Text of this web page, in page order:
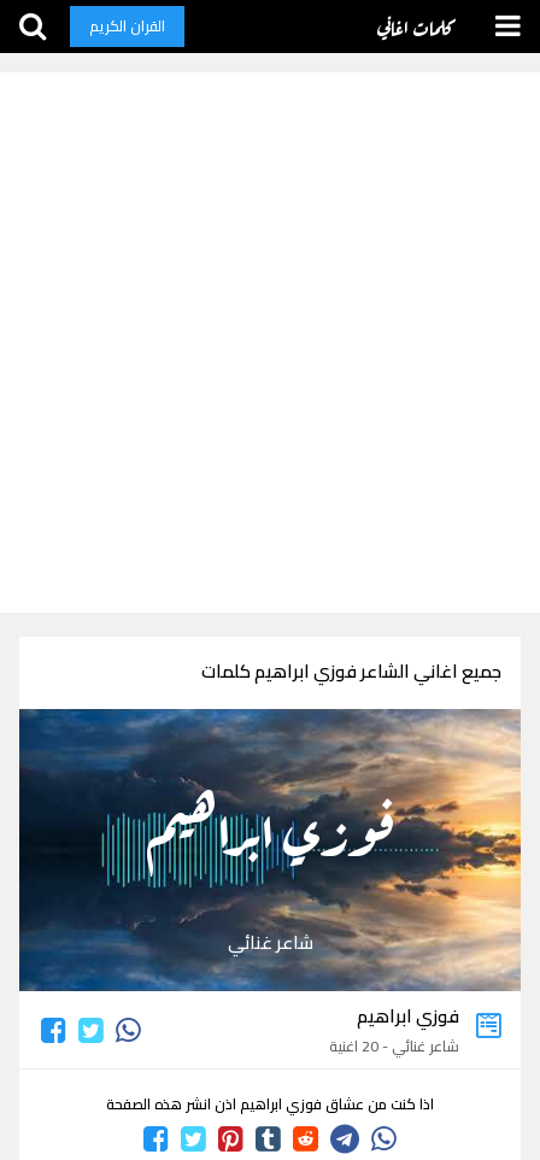
كلمات اغاني القران الكريم
جميع اغاني الشاعر فوزي ابراهيم كلمات
فوزي ابراهيم
شاعر غنائي
فوزي ابراهيم
شاعر غنائي - 20 اغنية
اذا كنت من عشاق فوزي ابراهيم اذن انشر هذه الصفحة